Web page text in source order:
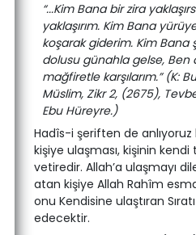
“...Kim Bana bir zira
yaklaşırım. Kim Bana
koşarak giderim. Kim Bana
dolusu günahla gelse, Ben
mağfiretle karşılarım.” (K:
Müslim, Zikr 2, (2675),
Ebu Hüreyre.)
Hadîs-i şeriften de anlıyoruz
kişiye ulaşması, kişinin kendi
vetiredir. Allah’a ulaşmayı
atan kişiye Allah Rahîm
onu Kendisine ulaştıran
edecektir.